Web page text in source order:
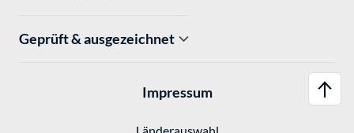
Geprüft & ausgezeichnet
Impressum